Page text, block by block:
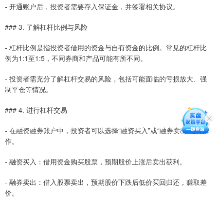
- 开通账户后，投资者需要存入保证金，并签署相关协议。
### 3. 了解杠杆比例与风险
- 杠杆比例是指投资者借用的资金与自有资金的比例。常见的杠杆比
例为1:1至1:5，不同券商和产品可能有所不同。
- 投资者需充分了解杠杆交易的风险，包括可能面临的亏损放大、强
制平仓等情况。
### 4. 进行杠杆交易
- 在融资融券账户中，投资者可以选择“融资买入”或“融券卖出”进行操
作。
- 融资买入：借用资金购买股票，预期股价上涨后卖出获利。
- 融券卖出：借入股票卖出，预期股价下跌后低价买回归还，赚取差
价。